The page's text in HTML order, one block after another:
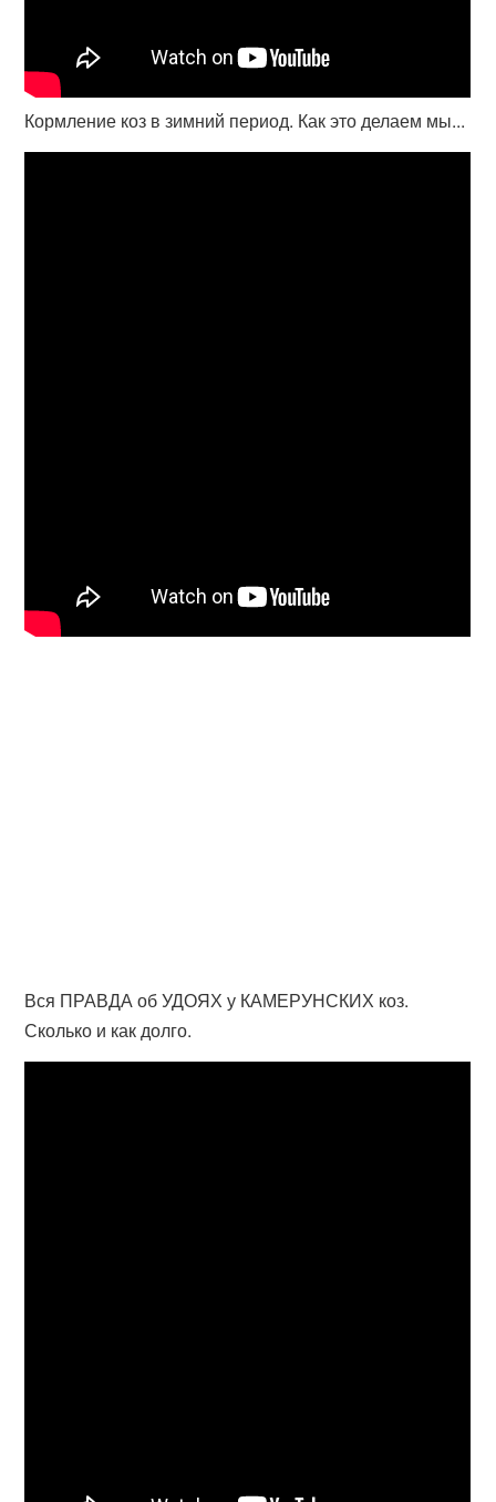
Кормление коз в зимний период. Как это делаем мы...
Вся ПРАВДА об УДОЯХ у КАМЕРУНСКИХ коз.
Сколько и как долго.